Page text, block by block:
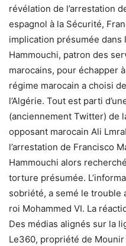
révélation de l’arrestation
espagnol à la Sécurité,
implication présumée dans
Hammouchi, patron des
marocains, pour échapper
régime marocain a choisi
l’Algérie. Tout est parti
(anciennement Twitter) de
opposant marocain Ali
l’arrestation de Francisco
Hammouchi alors
torture présumée.
sobriété, a semé le trouble
roi Mohammed VI. La
Des médias alignés sur la
Le360, propriété de